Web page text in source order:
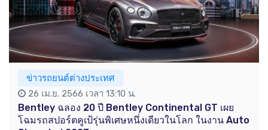
ข่าวรถยนต์ต่างประเทศ
26 เม.ย. 2566 เวลา 13:10 น.
Bentley ฉลอง 20 ปี Bentley Continental GT เผย
โฉมรถสปอร์ตคูเป้รุ่นพิเศษหนึ่งเดียวในโลก ในงาน Auto